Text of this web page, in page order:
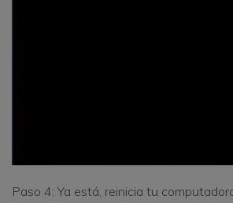
Paso 4: Ya está, reinicia tu